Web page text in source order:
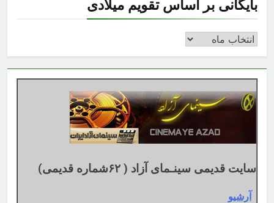
بایگانی بر اساس تقویم میلادی
بایگانی
اساس
تقویم
میلادی
سایت قدیمی سینـمای آزاد ( ۶۲شماره قدیمی)
آرشیو